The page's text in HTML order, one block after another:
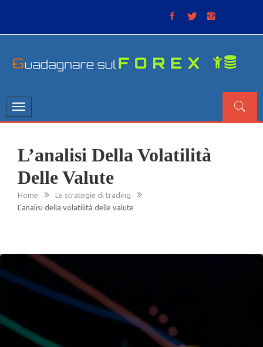
Toggle
navigation
L’analisi Della Volatilità
Delle Valute
Home
Le strategie di trading
L’analisi della volatilità delle valute